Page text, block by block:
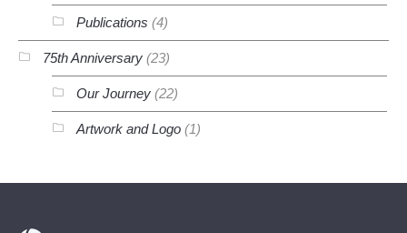
Publications (4)
75th Anniversary (23)
Our Journey (22)
Artwork and Logo (1)